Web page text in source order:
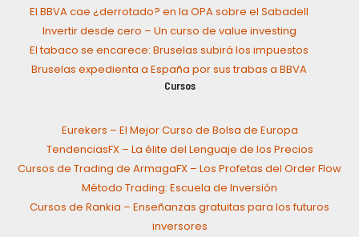
El BBVA cae ¿derrotado? en la OPA sobre el Sabadell
Invertir desde cero – Un curso de value investing
El tabaco se encarece: Bruselas subirá los impuestos
Bruselas expedienta a España por sus trabas a BBVA
Cursos
Eurekers – El Mejor Curso de Bolsa de Europa
TendenciasFX – La élite del Lenguaje de los Precios
Cursos de Trading de ArmagaFX – Los Profetas del Order Flow
Método Trading: Escuela de Inversión
Cursos de Rankia – Enseñanzas gratuitas para los futuros
inversores